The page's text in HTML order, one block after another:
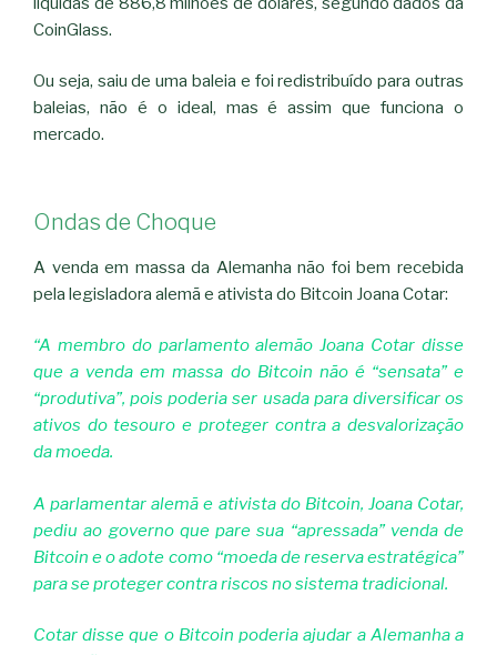
CoinGlass.
Ou seja, saiu de uma baleia e foi redistribuído para outras
baleias, não é o ideal, mas é assim que funciona o
mercado.
Ondas de Choque
A venda em massa da Alemanha não foi bem recebida
pela legisladora alemã e ativista do Bitcoin Joana Cotar:
“A membro do parlamento alemão Joana Cotar disse
que a venda em massa do Bitcoin não é “sensata” e
“produtiva”, pois poderia ser usada para diversificar os
ativos do tesouro e proteger contra a desvalorização
da moeda.
A parlamentar alemã e ativista do Bitcoin, Joana Cotar,
pediu ao governo que pare sua “apressada” venda de
Bitcoin e o adote como “moeda de reserva estratégica”
para se proteger contra riscos no sistema tradicional.
Cotar disse que o Bitcoin poderia ajudar a Alemanha a